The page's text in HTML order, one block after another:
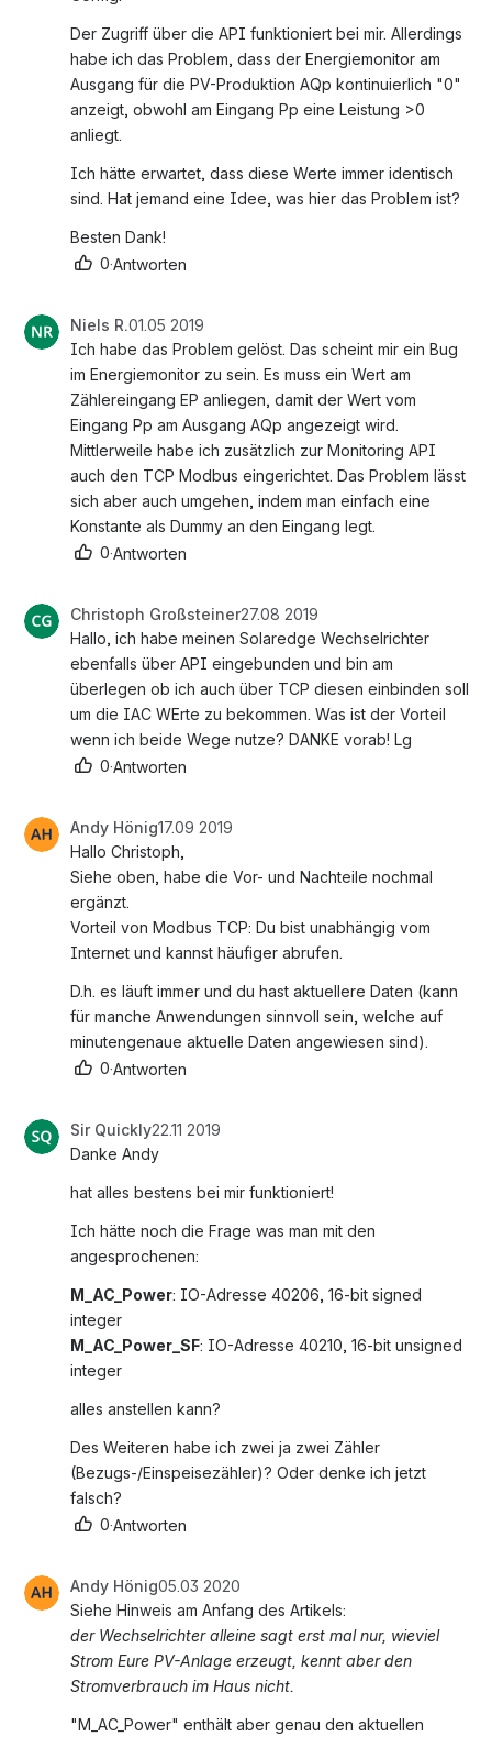
Der Zugriff über die API funktioniert bei mir. Allerdings
habe ich das Problem, dass der Energiemonitor am
Ausgang für die PV-Produktion AQp kontinuierlich "0"
anzeigt, obwohl am Eingang Pp eine Leistung >0
anliegt.
Ich hätte erwartet, dass diese Werte immer identisch
sind. Hat jemand eine Idee, was hier das Problem ist?
Besten Dank!
0·Antworten
Niels R.01.05 2019
Ich habe das Problem gelöst. Das scheint mir ein Bug
im Energiemonitor zu sein. Es muss ein Wert am
Zählereingang EP anliegen, damit der Wert vom
Eingang Pp am Ausgang AQp angezeigt wird.
Mittlerweile habe ich zusätzlich zur Monitoring API
auch den TCP Modbus eingerichtet. Das Problem lässt
sich aber auch umgehen, indem man einfach eine
Konstante als Dummy an den Eingang legt.
0·Antworten
Christoph Großsteiner27.08 2019
Hallo, ich habe meinen Solaredge Wechselrichter
ebenfalls über API eingebunden und bin am
überlegen ob ich auch über TCP diesen einbinden soll
um die IAC WErte zu bekommen. Was ist der Vorteil
wenn ich beide Wege nutze? DANKE vorab! Lg
0·Antworten
Andy Hönig17.09 2019
Hallo Christoph,
Siehe oben, habe die Vor- und Nachteile nochmal
ergänzt.
Vorteil von Modbus TCP: Du bist unabhängig vom
Internet und kannst häufiger abrufen.
D.h. es läuft immer und du hast aktuellere Daten (kann
für manche Anwendungen sinnvoll sein, welche auf
minutengenaue aktuelle Daten angewiesen sind).
0·Antworten
Sir Quickly22.11 2019
Danke Andy
hat alles bestens bei mir funktioniert!
Ich hätte noch die Frage was man mit den
angesprochenen:
M_AC_Power: IO-Adresse 40206, 16-bit signed
integer
M_AC_Power_SF: IO-Adresse 40210, 16-bit unsigned
integer
alles anstellen kann?
Des Weiteren habe ich zwei ja zwei Zähler
(Bezugs-/Einspeisezähler)? Oder denke ich jetzt
falsch?
0·Antworten
Andy Hönig05.03 2020
Siehe Hinweis am Anfang des Artikels:
der Wechselrichter alleine sagt erst mal nur, wieviel
Strom Eure PV-Anlage erzeugt, kennt aber den
Stromverbrauch im Haus nicht.
"M_AC_Power" enthält aber genau den aktuellen